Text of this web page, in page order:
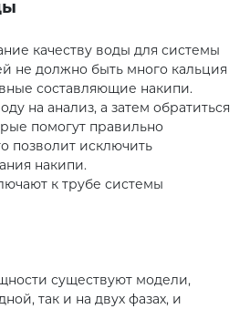
качеству воды для системы
не должно быть много кальция
составляющие накипи.
на анализ, а затем обратиться
помогут правильно
позволит исключить
накипи.
к трубе системы
существуют модели,
так и на двух фазах, и